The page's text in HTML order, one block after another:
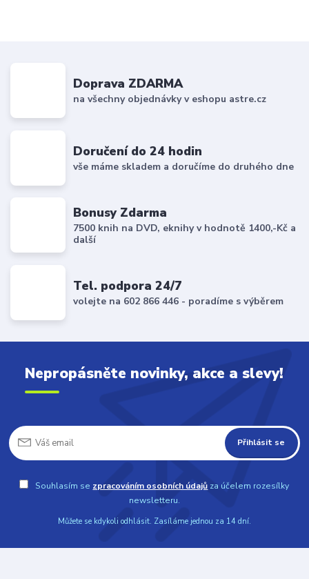
Doprava ZDARMA
na všechny objednávky v eshopu astre.cz
Doručení do 24 hodin
vše máme skladem a doručíme do druhého dne
Bonusy Zdarma
7500 knih na DVD, eknihy v hodnotě 1400,-Kč a
další
Tel. podpora 24/7
volejte na 602 866 446 - poradíme s výběrem
Nepropásněte novinky, akce a slevy!
Přihlásit se
Souhlasím se zpracováním osobních údajů za účelem rozesílky
newsletteru.
Můžete se kdykoli odhlásit. Zasíláme jednou za 14 dní.